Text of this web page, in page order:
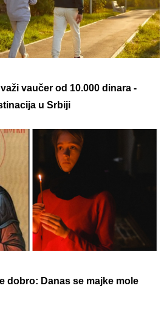
vaučer od 10.000 dinara -
u Srbiji
dobro: Danas se majke mole